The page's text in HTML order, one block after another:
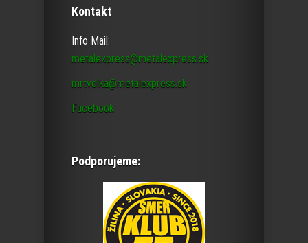
Kontakt
Info Mail:
metalexpress@metalexpress.sk
mrtvolka@metalexpress.sk
Facebook
Podporujeme: